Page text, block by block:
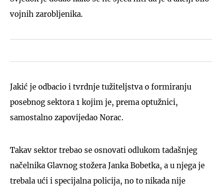
vojnih zarobljenika.
Jakić je odbacio i tvrdnje tužiteljstva o formiranju
posebnog sektora 1 kojim je, prema optužnici,
samostalno zapovijedao Norac.
Takav sektor trebao se osnovati odlukom tadašnjeg
načelnika Glavnog stožera Janka Bobetka, a u njega je
trebala ući i specijalna policija, no to nikada nije